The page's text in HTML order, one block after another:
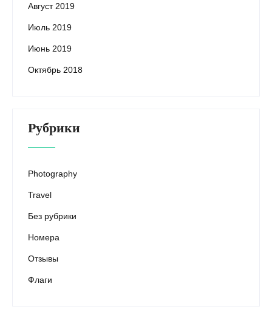
Август 2019
Июль 2019
Июнь 2019
Октябрь 2018
Рубрики
Photography
Travel
Без рубрики
Номера
Отзывы
Флаги